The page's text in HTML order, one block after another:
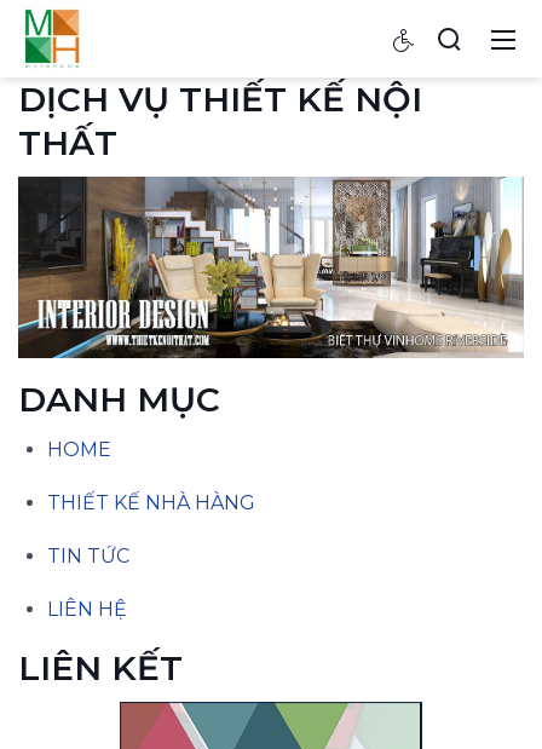
DỊCH VỤ THIẾT KẾ NỘI
THẤT
DANH MỤC
HOME
THIẾT KẾ NHÀ HÀNG
TIN TỨC
LIÊN HỆ
LIÊN KẾT